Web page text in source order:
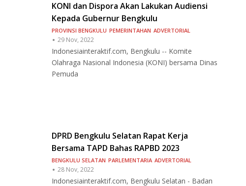
KONI dan Dispora Akan Lakukan Audiensi
Kepada Gubernur Bengkulu
PROVINSI BENGKULU PEMERINTAHAN ADVERTORIAL
29 Nov, 2022
Indonesiainteraktif.com, Bengkulu -- Komite
Olahraga Nasional Indonesia (KONI) bersama Dinas
Pemuda
DPRD Bengkulu Selatan Rapat Kerja
Bersama TAPD Bahas RAPBD 2023
BENGKULU SELATAN PARLEMENTARIA ADVERTORIAL
28 Nov, 2022
Indonesiainteraktif.com, Bengkulu Selatan - Badan